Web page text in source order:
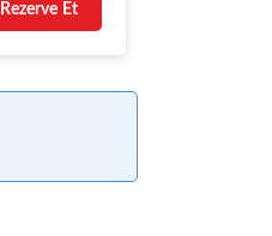
Rezerve Et